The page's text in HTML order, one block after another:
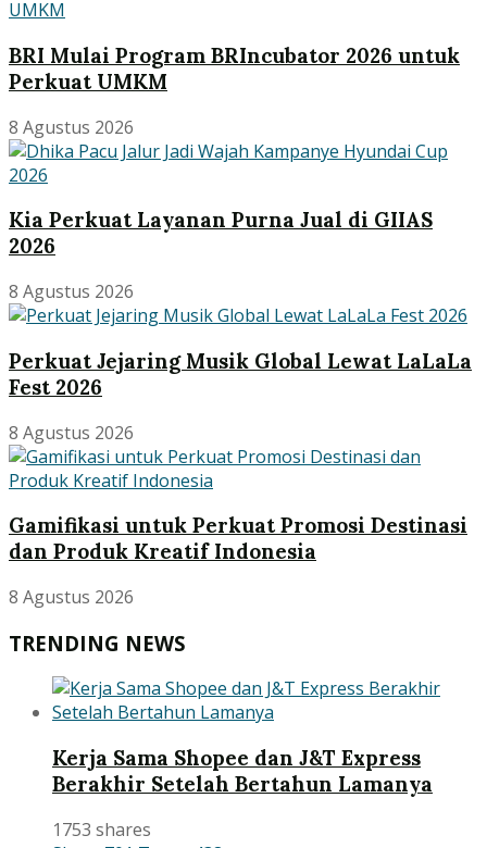
BRI Mulai Program BRIncubator 2026 untuk
Perkuat UMKM
8 Agustus 2026
Kia Perkuat Layanan Purna Jual di GIIAS
2026
8 Agustus 2026
Perkuat Jejaring Musik Global Lewat LaLaLa
Fest 2026
8 Agustus 2026
Gamifikasi untuk Perkuat Promosi Destinasi
dan Produk Kreatif Indonesia
8 Agustus 2026
TRENDING NEWS
Kerja Sama Shopee dan J&T Express
Berakhir Setelah Bertahun Lamanya
1753 shares